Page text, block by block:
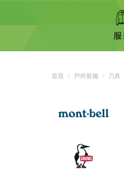
首頁 戶外裝備 刀具